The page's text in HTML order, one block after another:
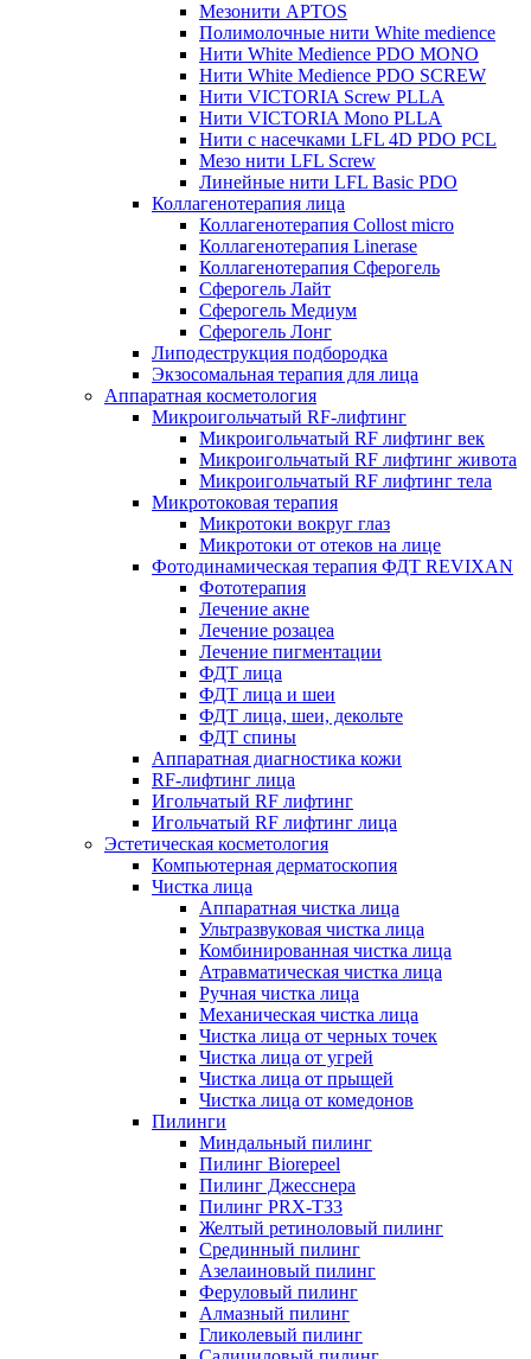
Мезонити APTOS
Полимолочные нити White medience
Нити White Medience PDO MONO
Нити White Medience PDO SCREW
Нити VICTORIA Screw PLLA
Нити VICTORIA Mono PLLA
Нити с насечками LFL 4D PDO PCL
Мезо нити LFL Screw
Линейные нити LFL Basic PDO
Коллагенотерапия лица
Коллагенотерапия Collost micro
Коллагенотерапия Linerase
Коллагенотерапия Сферогель
Сферогель Лайт
Сферогель Медиум
Сферогель Лонг
Липодеструкция подбородка
Экзосомальная терапия для лица
Аппаратная косметология
Микроигольчатый RF-лифтинг
Микроигольчатый RF лифтинг век
Микроигольчатый RF лифтинг живота
Микроигольчатый RF лифтинг тела
Микротоковая терапия
Микротоки вокруг глаз
Микротоки от отеков на лице
Фотодинамическая терапия ФДТ REVIXAN
Фототерапия
Лечение акне
Лечение розацеа
Лечение пигментации
ФДТ лица
ФДТ лица и шеи
ФДТ лица, шеи, декольте
ФДТ спины
Аппаратная диагностика кожи
RF-лифтинг лица
Игольчатый RF лифтинг
Игольчатый RF лифтинг лица
Эстетическая косметология
Компьютерная дерматоскопия
Чистка лица
Аппаратная чистка лица
Ультразвуковая чистка лица
Комбинированная чистка лица
Атравматическая чистка лица
Ручная чистка лица
Механическая чистка лица
Чистка лица от черных точек
Чистка лица от угрей
Чистка лица от прыщей
Чистка лица от комедонов
Пилинги
Миндальный пилинг
Пилинг Biorepeel
Пилинг Джесснера
Пилинг PRX-T33
Желтый ретиноловый пилинг
Срединный пилинг
Азелаиновый пилинг
Феруловый пилинг
Алмазный пилинг
Гликолевый пилинг